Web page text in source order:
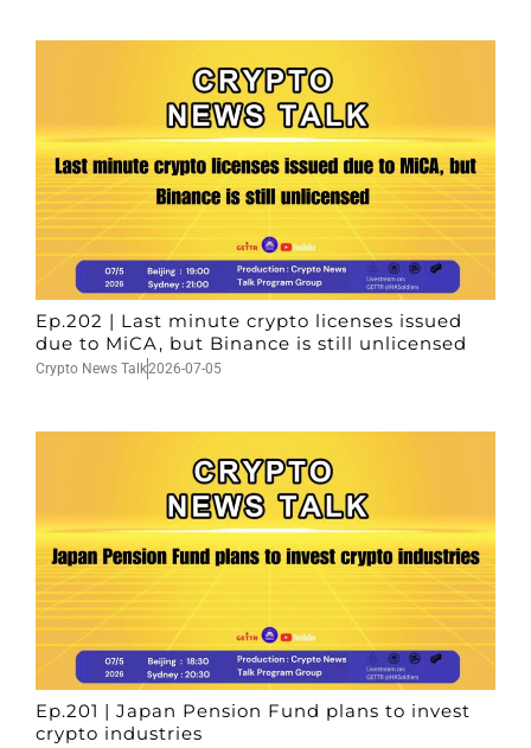
Ep.202 | Last minute crypto licenses issued
due to MiCA, but Binance is still unlicensed
Crypto News Talk2026-07-05
Ep.201 | Japan Pension Fund plans to invest
crypto industries